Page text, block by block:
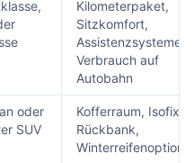
Kilometerpaket,
Sitzkomfort,
Assistenzsysteme,
Verbrauch auf
Autobahn
oder
SUV
Kofferraum, Isofix,
Rückbank,
Winterreifenoption